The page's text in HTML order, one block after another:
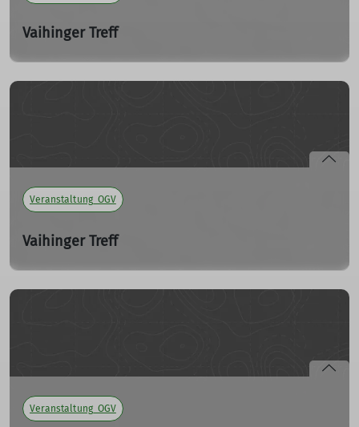
Vaihinger Treff
Skitourenplanung über Tourenportale
Veranstaltung_OGV
Vaihinger Treff
Do. 11.01.2024
Praktische Suche mit LVS Geräten. Bitte bringt Eure
Veranstaltung_OGV